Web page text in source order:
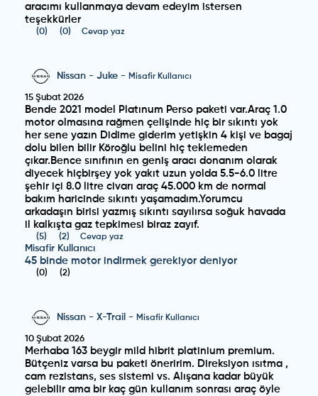
aracımı kullanmaya devam edeyim istersen
teşekkürler
(0) (0) Cevap yaz
Nissan -Juke - Misafir Kullanıcı
15 Şubat 2026
Bende 2021 model Platınum Perso paketi var.Araç 1.0
motor olmasına rağmen çelişinde hiç bir sıkıntı yok
her sene yazın Didime giderim yetişkin 4 kişi ve bagaj
dolu bilen bilir Köroğlu belini hiç teklemeden
çıkar.Bence sınıfının en geniş aracı donanım olarak
diyecek hiçbirşey yok yakıt uzun yolda 5.5-6.0 litre
şehir içi 8.0 litre civarı araç 45.000 km de normal
bakım haricinde sıkıntı yaşamadım.Yorumcu
arkadaşın birisi yazmış sıkıntı sayılırsa soğuk havada
il kalkışta gaz tepkimesi biraz zayıf.
(5) (2) Cevap yaz
Misafir Kullanıcı
45 binde motor indirmek gerekiyor deniyor
(0) (2)
Nissan -X-Trail - Misafir Kullanıcı
10 Şubat 2026
Merhaba 163 beygir mild hibrit platinium premium.
Bütçeniz varsa bu paketi öneririm. Direksiyon ısıtma ,
cam rezistans, ses sistemi vs. Alışana kadar büyük
gelebilir ama bir kaç gün kullanım sonrası araç öyle